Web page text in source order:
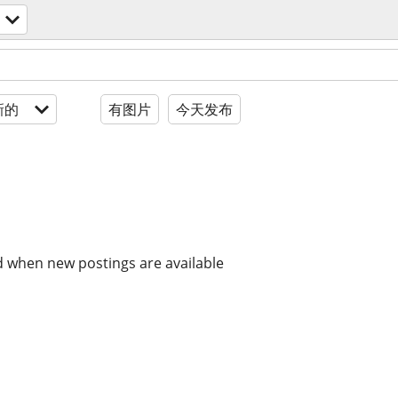
的 有图片 今天发布
new postings are available